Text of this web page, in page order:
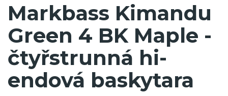
Markbass Kimandu
Green 4 BK Maple -
čtyřstrunná hi-
endová baskytara